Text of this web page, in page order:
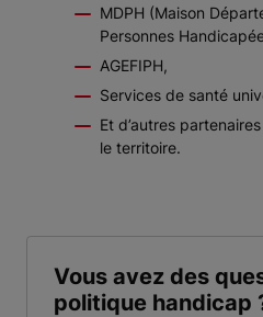
MDPH (Maison
Personnes
AGEFIPH,
Services de santé
Et d’autres
le territoire.
Vous avez des
politique handicap